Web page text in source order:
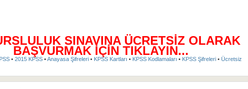
SINAVINA ÜCRETSİZ OLARAK
BAŞVURMAK İÇİN TIKLAYIN...
• 2015 KPSS •Anayasa Şifreleri • KPSS Kartları • KPSS Kodlamaları • KPSS Şifreleri • Ücretsiz